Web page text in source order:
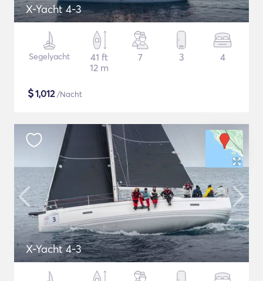
X-Yacht 4-3
Segelyacht
41 ft
12 m
7 3 4
$1,012/Nacht
X-Yacht 4-3